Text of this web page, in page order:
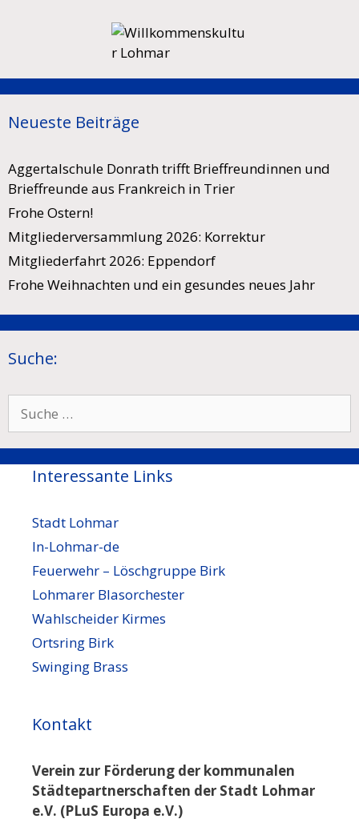
Neueste Beiträge
Aggertalschule Donrath trifft Brieffreundinnen und
Brieffreunde aus Frankreich in Trier
Frohe Ostern!
Mitgliederversammlung 2026: Korrektur
Mitgliederfahrt 2026: Eppendorf
Frohe Weihnachten und ein gesundes neues Jahr
Suche:
nach:
Interessante Links
Stadt Lohmar
In-Lohmar-de
Feuerwehr – Löschgruppe Birk
Lohmarer Blasorchester
Wahlscheider Kirmes
Ortsring Birk
Swinging Brass
Kontakt
Verein zur Förderung der kommunalen
Städtepartnerschaften der Stadt Lohmar
e.V. (PLuS Europa e.V.)